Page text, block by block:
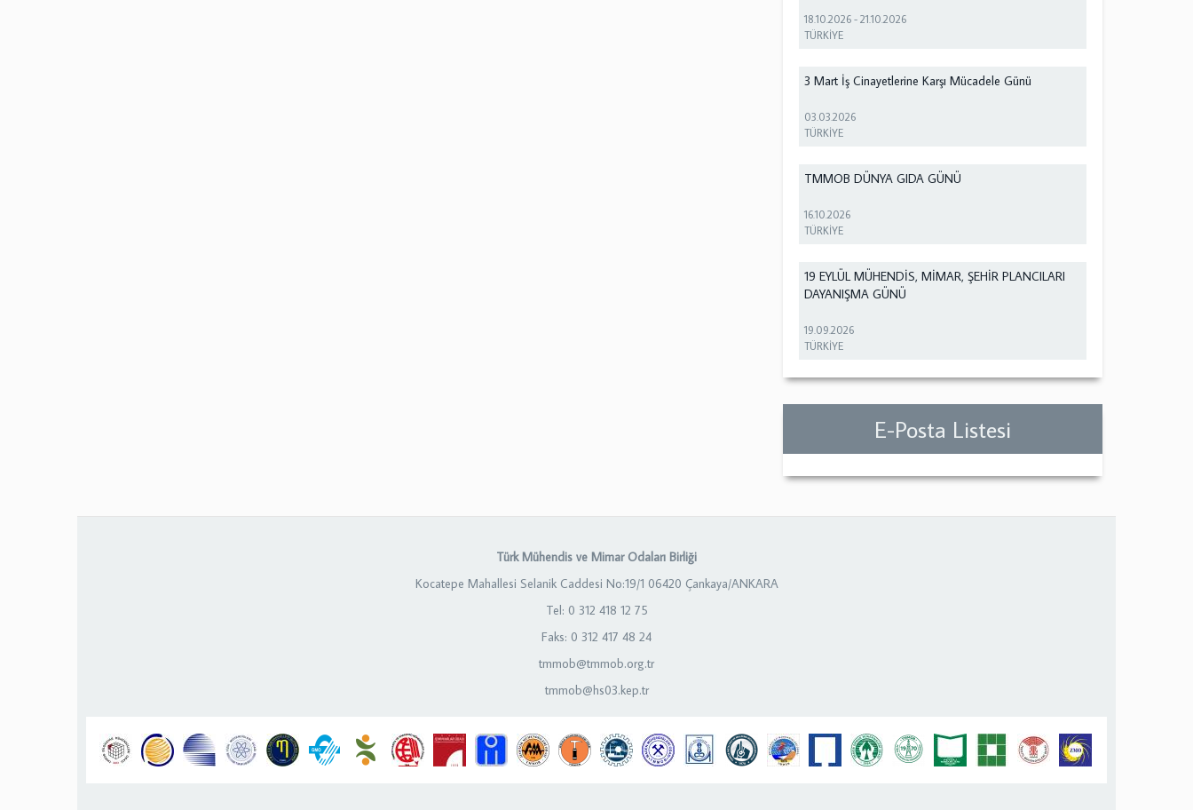
18.10.2026 -21.10.2026
TÜRKİYE
3 Mart İş Cinayetlerine Karşı Mücadele Günü
03.03.2026
TÜRKİYE
TMMOB DÜNYA GIDA GÜNÜ
16.10.2026
TÜRKİYE
19 EYLÜL MÜHENDİS, MİMAR, ŞEHİR PLANCILARI
DAYANIŞMA GÜNÜ
19.09.2026
TÜRKİYE
E-Posta Listesi
Türk Mühendis ve Mimar Odaları Birliği
Kocatepe Mahallesi Selanik Caddesi No:19/1 06420 Çankaya/ANKARA
Tel: 0 312 418 12 75
Faks: 0 312 417 48 24
tmmob@tmmob.org.tr
tmmob@hs03.kep.tr